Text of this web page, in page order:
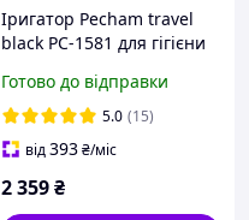
Іригатор Pecham travel
black PC-1581 для гігієни
Готово до відправки
5.0 (15)
від393₴/міс
2 359₴